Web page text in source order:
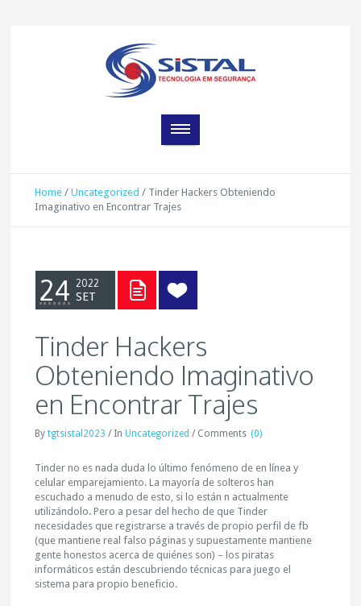
Home /Uncategorized / Tinder Hackers Obteniendo
Imaginativo en Encontrar Trajes
24 2022
SET
Tinder Hackers
Obteniendo Imaginativo
en Encontrar Trajes
Bytgtsistal2023 / InUncategorized / Comments (0)
Tinder no es nada duda lo último fenómeno de en línea y
celular emparejamiento. La mayoría de solteros han
escuchado a menudo de esto, si lo están n actualmente
utilizándolo. Pero a pesar del hecho de que Tinder
necesidades que registrarse a través de propio perfil de fb
(que mantiene real falso páginas y supuestamente mantiene
gente honestos acerca de quiénes son) – los piratas
informáticos están descubriendo técnicas para juego el
sistema para propio beneficio.